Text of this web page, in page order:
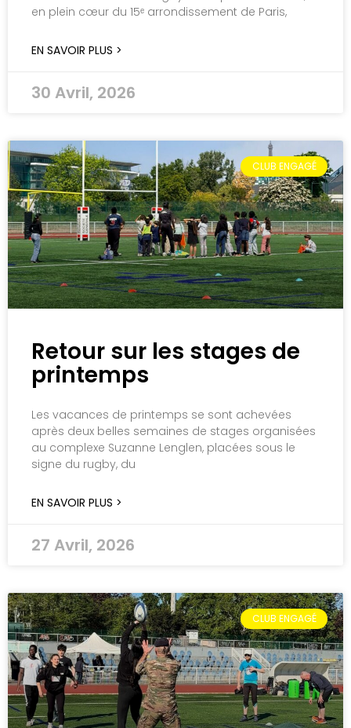
en plein cœur du 15ᵉ arrondissement de Paris,
EN SAVOIR PLUS >
30 Avril, 2026
CLUB ENGAGÉ
Retour sur les stages de
printemps
Les vacances de printemps se sont achevées
après deux belles semaines de stages organisées
au complexe Suzanne Lenglen, placées sous le
signe du rugby, du
EN SAVOIR PLUS >
27 Avril, 2026
CLUB ENGAGÉ